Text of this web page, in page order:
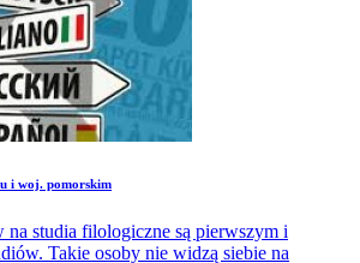
i woj. pomorskim
studia filologiczne są pierwszym i
Takie osoby nie widzą siebie na